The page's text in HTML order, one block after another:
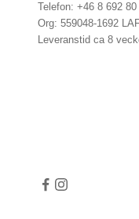
Telefon: +46 8 692 80
Org: 559048-1692
Leveranstid ca 8